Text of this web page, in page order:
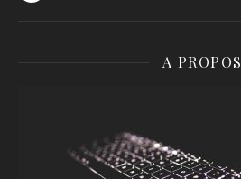
A PROPOS